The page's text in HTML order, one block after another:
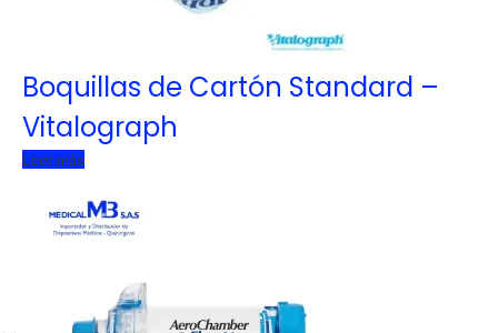
Boquillas de Cartón Standard –
Vitalograph
Leer más